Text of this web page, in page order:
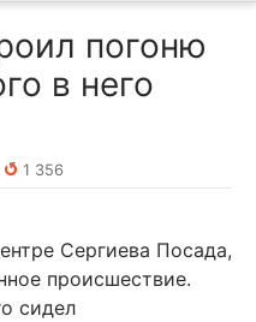
погоню
в него
1 356
Сергиева Посада,
происшествие.
сидел